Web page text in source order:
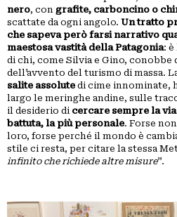
nero, con grafite, carboncino o
scattate da ogni angolo. Un tratto
che sapeva però farsi narrativo
maestosa vastità della Patagonia: è
di chi, come Silvia e Gino,
dell’avvento del turismo di massa.
salite assolute di cime innominate,
largo le meringhe andine, sulle
il desiderio di cercare sempre la
battuta, la più personale. Forse
loro, forse perché il mondo è
stile ci resta, per citare la stessa
infinito che richiede altre misure”.